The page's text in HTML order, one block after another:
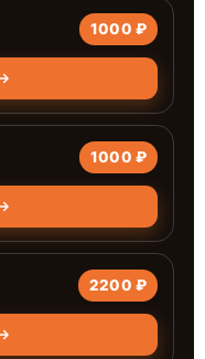
1000 ₽
1000 ₽
2200 ₽